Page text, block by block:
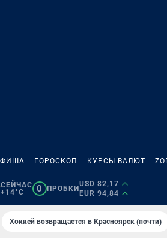
ГОРОСКОП КУРСЫ ВАЛЮТ
СЕЙЧАС
+14°C
0 ПРОБКИ
USD 82,17
EUR 94,84
Хоккей возвращается в Красноярск (почти)